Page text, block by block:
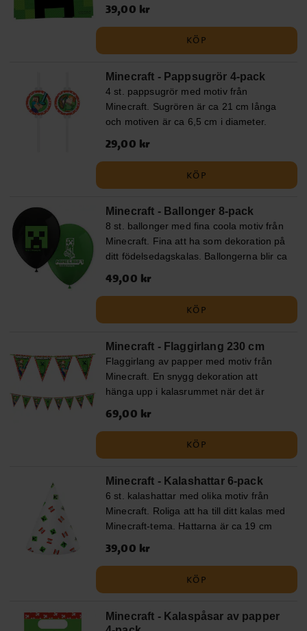
FSC-certifierat papper.
Pris:39,00 kr
39,00 kr
KÖP
Minecraft - Pappsugrör 4-pack
4 st. pappsugrör med motiv från
Minecraft. Sugrören är ca 21 cm långa
och motiven är ca 6,5 cm i diameter.
Pris:29,00 kr
29,00 kr
KÖP
Minecraft - Ballonger 8-pack
8 st. ballonger med fina coola motiv från
Minecraft. Fina att ha som dekoration på
ditt födelsedagskalas. Ballongerna blir ca
30 cm i diameter när dom är uppblåsta
och går att fylla med luft och helium. Om
vi att du använder en ballongpump.
Pris:49,00 kr
49,00 kr
KÖP
Minecraft - Flaggirlang 230 cm
Flaggirlang av papper med motiv från
Minecraft. En snygg dekoration att
hänga upp i kalasrummet när det är
meter lång och varje vimpel är ca 24,5
Pris:69,00 kr
69,00 kr
KÖP
Minecraft - Kalashattar 6-pack
6 st. kalashattar med olika motiv från
Minecraft. Roliga att ha till ditt kalas med
Minecraft-tema. Hattarna är ca 19 cm
höga och hålls plats med ett resårband.
Pris:39,00 kr
39,00 kr
KÖP
Minecraft - Kalaspåsar av papper